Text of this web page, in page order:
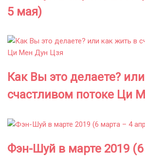
5 мая)
Как Вы это делаете?
счастливом потоке Ци
Фэн-Шуй в марте 2019